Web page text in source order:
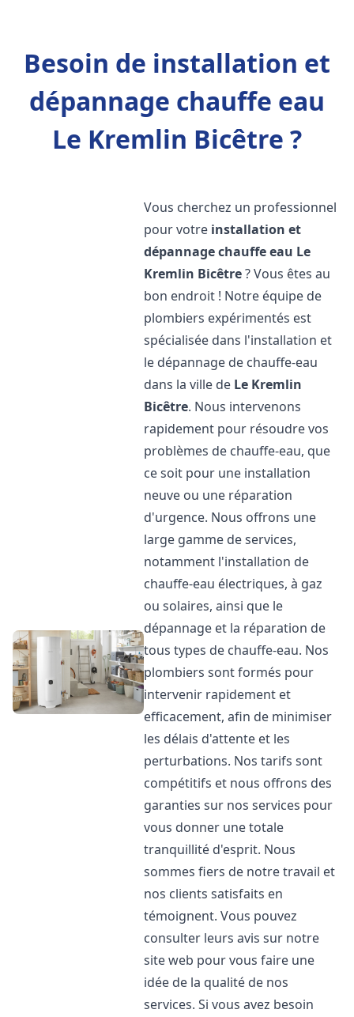
Besoin de installation et
dépannage chauffe eau
Le Kremlin Bicêtre ?
Vous cherchez un professionnel
pour votre installation et
dépannage chauffe eau Le
Kremlin Bicêtre? Vous êtes au
bon endroit ! Notre équipe de
plombiers expérimentés est
spécialisée dans l'installation et
le dépannage de chauffe-eau
dans la ville de Le Kremlin
Bicêtre. Nous intervenons
rapidement pour résoudre vos
problèmes de chauffe-eau, que
ce soit pour une installation
neuve ou une réparation
d'urgence. Nous offrons une
large gamme de services,
notamment l'installation de
chauffe-eau électriques, à gaz
ou solaires, ainsi que le
dépannage et la réparation de
tous types de chauffe-eau. Nos
plombiers sont formés pour
intervenir rapidement et
efficacement, afin de minimiser
les délais d'attente et les
perturbations. Nos tarifs sont
compétitifs et nous offrons des
garanties sur nos services pour
vous donner une totale
tranquillité d'esprit. Nous
sommes fiers de notre travail et
nos clients satisfaits en
témoignent. Vous pouvez
consulter leurs avis sur notre
site web pour vous faire une
idée de la qualité de nos
services. Si vous avez besoin